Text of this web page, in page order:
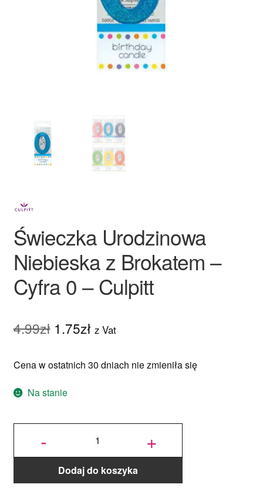
Ozdoby na tort weselny
Świeczka Urodzinowa
Niebieska z Brokatem –
Cyfra 0 – Culpitt
4.99zł Pierwotna
wynosiła:
4.99zł.
1.75złAktualna
wynosi:
z Vat
Cena w ostatnich 30 dniach nie zmieniła się
Na stanie
-
ilość
Niebieska z
Brokatem -
Cyfra 0 -
Culpitt +
Dodaj do koszyka